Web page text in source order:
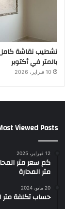
تشطيب نقاشة
بالمتر في أكتوبر
10 فبراير، 2026
Viewed Posts
12 فبراير، 2025
كم سعر متر
متر المحارة
20 مايو، 2024
حساب تكلفة متر